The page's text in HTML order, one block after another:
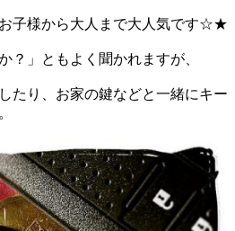
子様から大人まで大人気です☆★
？」ともよく聞かれますが、
たり、お家の鍵などと一緒にキー